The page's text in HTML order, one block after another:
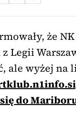
że
Legii
ale wyżej na
do